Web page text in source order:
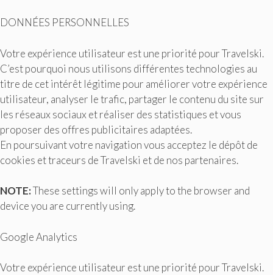
DONNÉES PERSONNELLES
Votre expérience utilisateur est une priorité pour Travelski.
C’est pourquoi nous utilisons différentes technologies au
titre de cet intérêt légitime pour améliorer votre expérience
utilisateur, analyser le trafic, partager le contenu du site sur
les réseaux sociaux et réaliser des statistiques et vous
proposer des offres publicitaires adaptées.
En poursuivant votre navigation vous acceptez le dépôt de
cookies et traceurs de Travelski et de nos partenaires.
NOTE:These settings will only apply to the browser and
device you are currently using.
Google Analytics
Votre expérience utilisateur est une priorité pour Travelski.